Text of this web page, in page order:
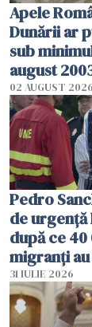
Apele
Dunării ar
sub
august
02 AUGUST 2026
Pedro
de urgență
după ce 40
migranți
teritoriul
mobiliza
resursele"
31 IULIE 2026